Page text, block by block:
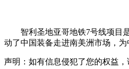
智利圣地亚哥地铁7号线项目是
动了中国装备走进南美洲市场，为
声明：如有信息侵犯了您的权益，